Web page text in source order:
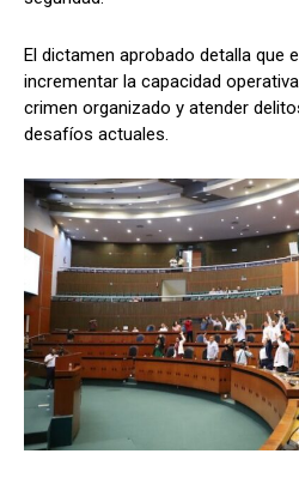
El dictamen aprobado detalla que
incrementar la capacidad
crimen organizado y atender
desafíos actuales.